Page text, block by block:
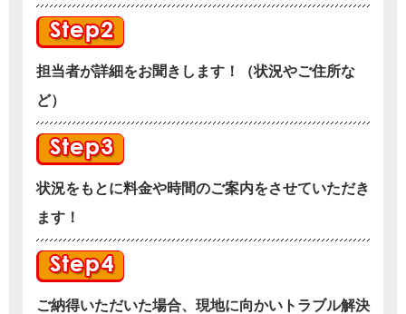
担当者が詳細をお聞きします！（状況やご住所な
ど）
状況をもとに料金や時間のご案内をさせていただき
ます！
ご納得いただいた場合、現地に向かいトラブル解決